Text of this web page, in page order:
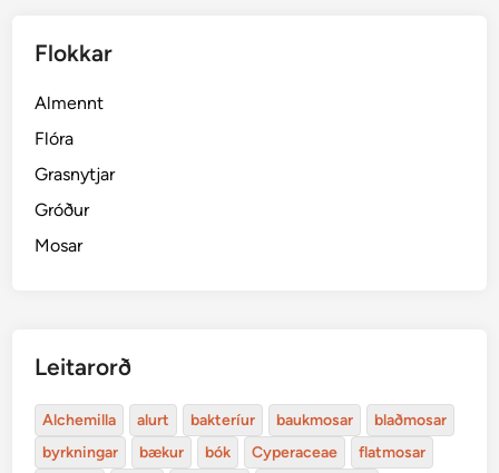
Flokkar
Almennt
Flóra
Grasnytjar
Gróður
Mosar
Leitarorð
Alchemilla alurt bakteríur baukmosar
blaðmosar
byrkningar
bækur bók Cyperaceae
flatmosar